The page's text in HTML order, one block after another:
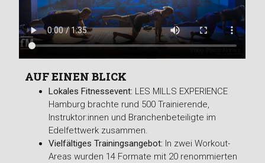
AUF EINEN BLICK
Lokales Fitnessevent: LES MILLS EXPERIENCE
Hamburg brachte rund 500 Trainierende,
Instruktor:innen und Branchenbeteiligte im
Edelfettwerk zusammen.
Vielfältiges Trainingsangebot: In zwei Workout-
Areas wurden 14 Formate mit 20 renommierten